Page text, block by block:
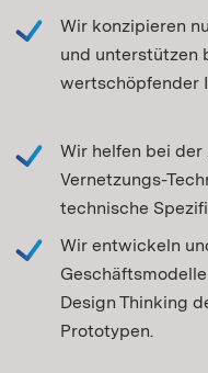
Wir konzipieren
und unterstützen
wertschöpfender
Wir helfen bei
Vernetzungs-
technische
Wir entwickeln
Design Thinking
Prototypen.